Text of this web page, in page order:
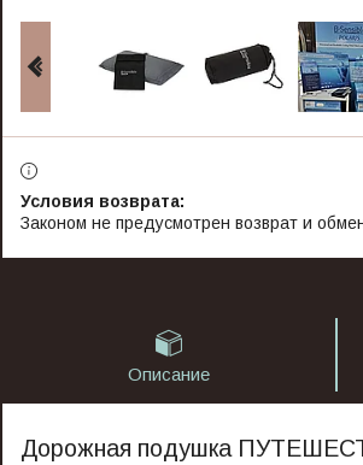
Законом не предусмотрен возврат и
Описание
Дорожная подушка